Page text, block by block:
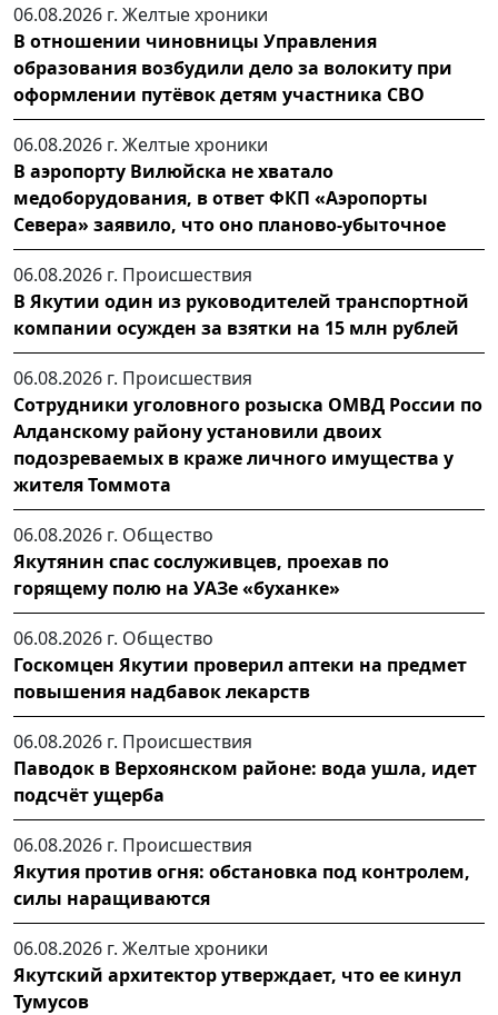
06.08.2026 г. Желтые хроники
В отношении чиновницы Управления
образования возбудили дело за волокиту при
оформлении путёвок детям участника СВО
06.08.2026 г. Желтые хроники
В аэропорту Вилюйска не хватало
медоборудования, в ответ ФКП «Аэропорты
Севера» заявило, что оно планово-убыточное
06.08.2026 г. Происшествия
В Якутии один из руководителей транспортной
компании осужден за взятки на 15 млн рублей
06.08.2026 г. Происшествия
Сотрудники уголовного розыска ОМВД России по
Алданскому району установили двоих
подозреваемых в краже личного имущества у
жителя Томмота
06.08.2026 г. Общество
Якутянин спас сослуживцев, проехав по
горящему полю на УАЗе «буханке»
06.08.2026 г. Общество
Госкомцен Якутии проверил аптеки на предмет
повышения надбавок лекарств
06.08.2026 г. Происшествия
Паводок в Верхоянском районе: вода ушла, идет
подсчёт ущерба
06.08.2026 г. Происшествия
Якутия против огня: обстановка под контролем,
силы наращиваются
06.08.2026 г. Желтые хроники
Якутский архитектор утверждает, что ее кинул
Тумусов